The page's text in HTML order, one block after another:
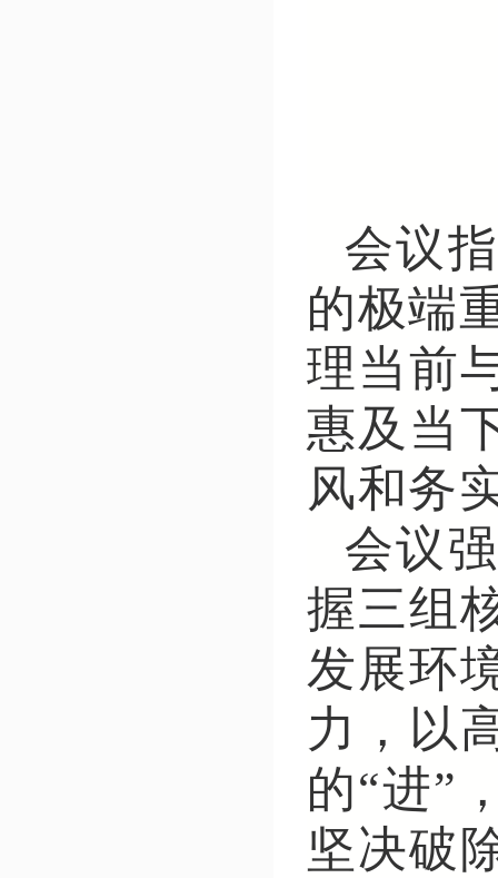
会议
的极端
理当前
惠及当
风和务
会议
握三组
发展环
力，以
的“进”
坚决破